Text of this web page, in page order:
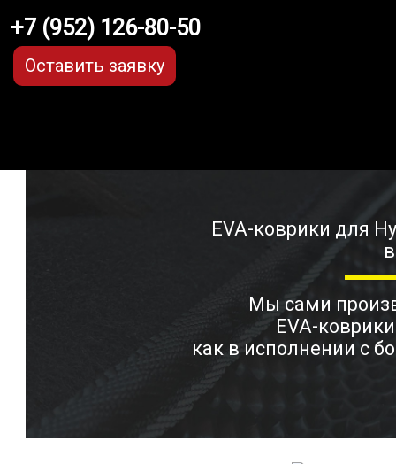
+7 (952) 126-80-50
Оставить заявку
EVA-коврики для
Мы сами
EVA-
как в исполнении с